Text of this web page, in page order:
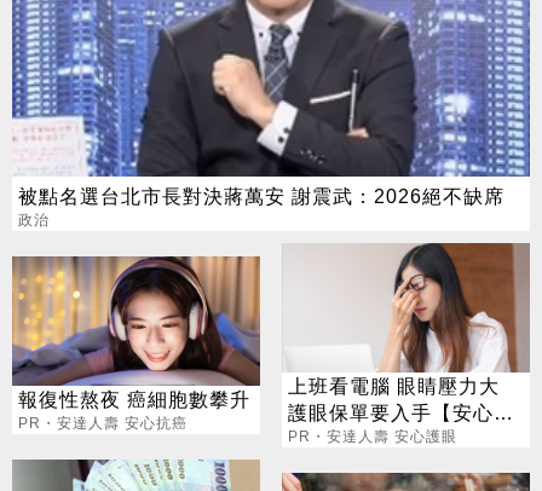
被點名選台北市長對決蔣萬安 謝震武：2026絕不缺席
政治
報復性熬夜 癌細胞數攀升
PR・安達人壽 安心抗癌
上班看電腦 眼睛壓力大
護眼保單要入手【安心護
眼定期眼睛險】
PR・安達人壽 安心護眼